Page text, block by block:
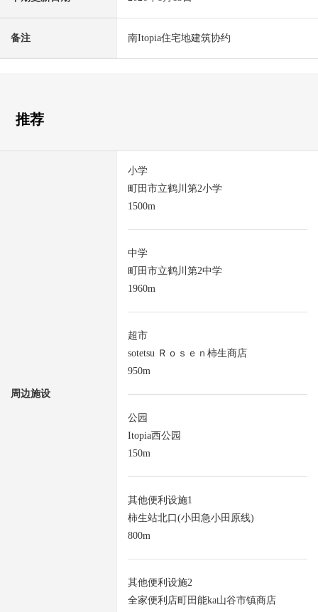
备注 南Itopia住宅地建筑协约
推荐
周边施设
小学
町田市立鹤川第2小学
1500m
中学
町田市立鹤川第2中学
1960m
超市
sotetsu Ｒｏｓｅｎ柿生商店
950m
公园
Itopia西公园
150m
其他便利设施1
柿生站北口(小田急小田原线)
800m
其他便利设施2
全家便利店町田能ka山谷市镇商店